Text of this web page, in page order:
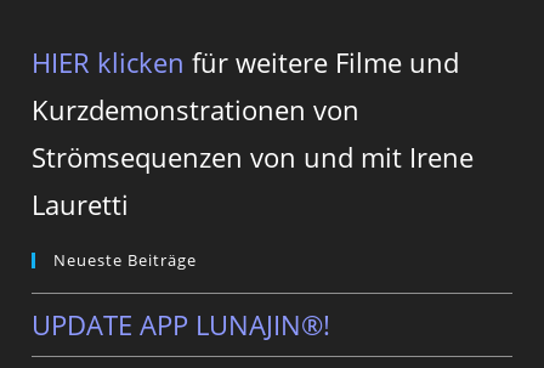
HIER klicken für weitere Filme und
Kurzdemonstrationen von
Strömsequenzen von und mit Irene
Lauretti
Neueste Beiträge
UPDATE APP LUNAJIN®!